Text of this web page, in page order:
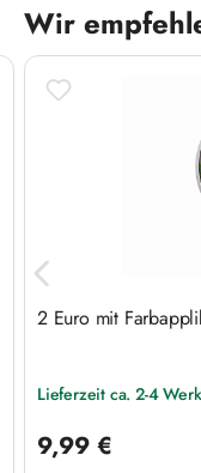
Wir
Produktgalerie
2 Euro mit
Lieferzeit ca. 2-4
9,99 €